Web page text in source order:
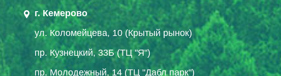
г. Кемерово
ул. Коломейцева, 10 (Крытый рынок)
пр. Кузнецкий, 33Б (ТЦ "Я")
пр. Молодежный, 14 (ТЦ "Дабл парк")